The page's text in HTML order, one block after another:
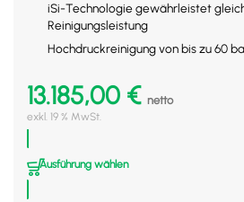
iSi-Technologie gewährleistet
Reinigungsleistung
Hochdruckreinigung von bis zu 60
13.185,00 € netto
exkl. 19 % MwSt.
Ausführung wählen